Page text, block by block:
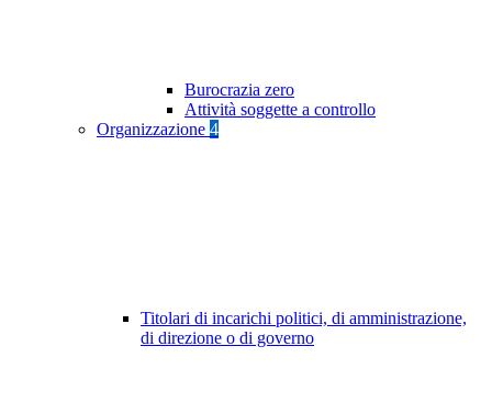
Burocrazia zero
Attività soggette a controllo
Organizzazione 4
Titolari di incarichi politici, di amministrazione,
di direzione o di governo